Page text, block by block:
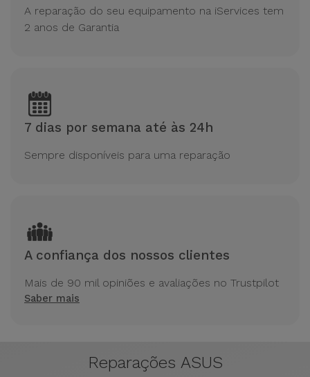
A reparação do seu equipamento na iServices tem
2 anos de Garantia
7 dias por semana até às 24h
Sempre disponíveis para uma reparação
A confiança dos nossos clientes
Mais de 90 mil opiniões e avaliações no Trustpilot
Saber mais
Reparações ASUS